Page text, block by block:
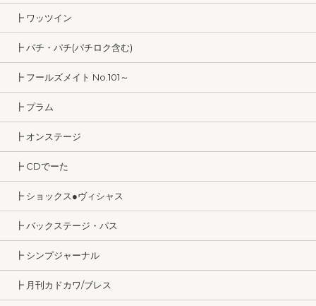
┣ ワッツイン
┣ パチ・パチ(パチロク含む)
┣ フールズメイト No.101～
┣ プラム
┣ オンステージ
┣ CDでーた
┣ ショックス●ヴィシャス
┣ バックステージ・パス
┣ シンプジャーナル
┣ 月刊カドカワ/ブレス